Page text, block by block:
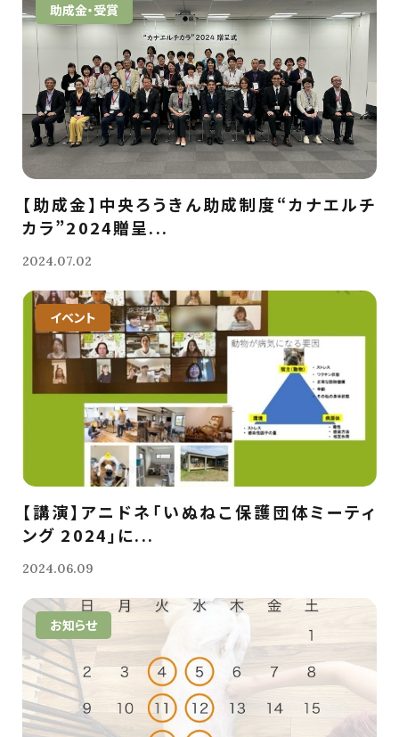
助成金・受賞
【助成金】中央ろうきん助成制度“カナエルチ
カラ”2024贈呈...
2024.07.02
イベント
【講演】アニドネ「いぬねこ保護団体ミーティ
ング 2024」に...
2024.06.09
お知らせ